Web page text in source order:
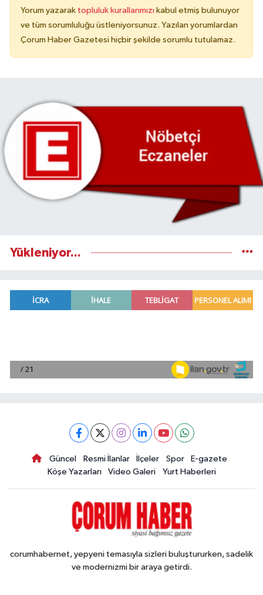
Yorum yazarak topluluk kurallarımızı kabul etmiş bulunuyor
ve tüm sorumluluğu üstleniyorsunuz. Yazılan yorumlardan
Çorum Haber Gazetesi hiçbir şekilde sorumlu tutulamaz.
Yükleniyor...
Güncel Resmi İlanlar İlçeler Spor
E-gazete
Köşe Yazarları
Video Galeri Yurt Haberleri
corumhabernet, yepyeni temasıyla sizleri buluştururken, sadelik
ve modernizmi bir araya getirdi.